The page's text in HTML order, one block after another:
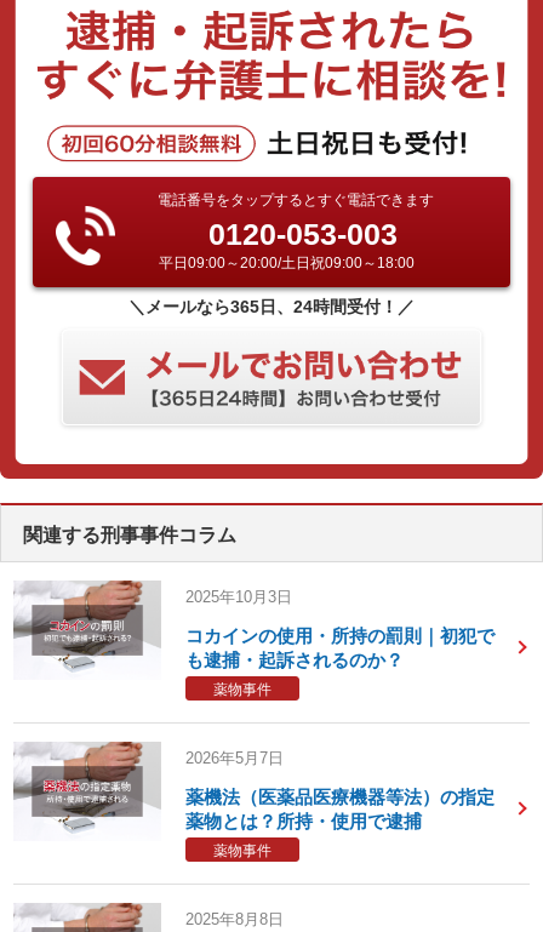
電話番号をタップするとすぐ電話できます
0120-053-003
平日09:00～20:00/土日祝09:00～18:00
＼メールなら365日、24時間受付！／
関連する刑事事件コラム
2025年10月3日
コカインの使用・所持の罰則｜初犯で
も逮捕・起訴されるのか？
薬物事件
2026年5月7日
薬機法（医薬品医療機器等法）の指定
薬物とは？所持・使用で逮捕
薬物事件
2025年8月8日